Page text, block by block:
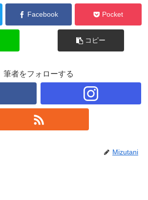
Facebook Pocket
コピー
筆者をフォローする
Mizutani